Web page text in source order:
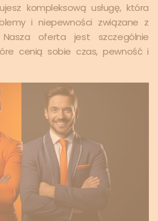
kompleksową usługę, która
i niepewności związane z
Nasza oferta jest szczególnie
cenią sobie czas, pewność i